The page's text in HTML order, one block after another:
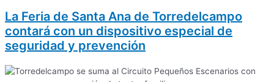
La Feria de Santa Ana de Torredelcampo
contará con un dispositivo especial de
seguridad y prevención